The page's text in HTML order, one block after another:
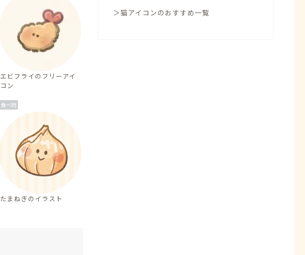
エビフライのフリーアイ
コン
食べ物
たまねぎのイラスト
＞猫アイコンのおすすめ一覧